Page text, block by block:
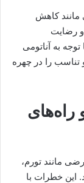
مانند کاهش
و رضایت
به آناتومی
تناسب را در چهره
مانند تورم،
این خطرات با